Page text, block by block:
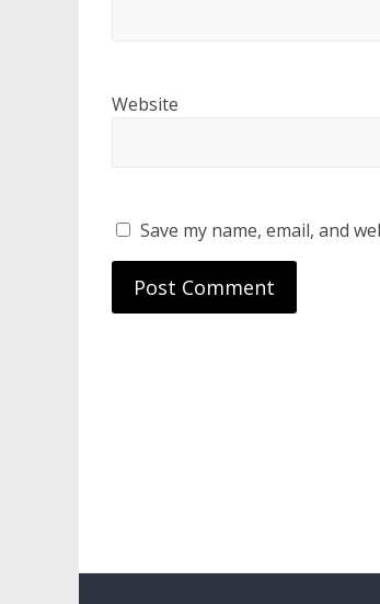
Website
Save my name, email, and